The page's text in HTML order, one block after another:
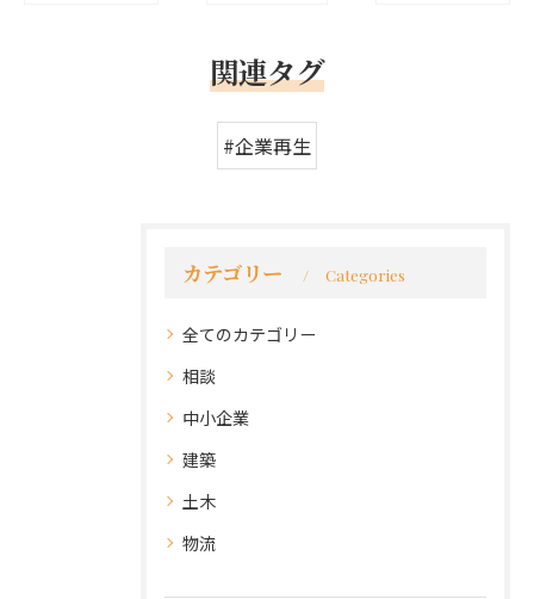
関連タグ
#企業再生
カテゴリー Categories
全てのカテゴリー
相談
中小企業
建築
土木
物流